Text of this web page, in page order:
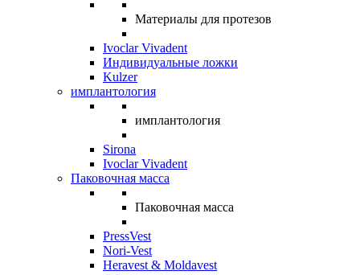
Материалы для протезов
Ivoclar Vivadent
Индивидуальные ложки
Kulzer
имплантология
имплантология
Sirona
Ivoclar Vivadent
Паковочная масса
Паковочная масса
PressVest
Nori-Vest
Heravest & Moldavest